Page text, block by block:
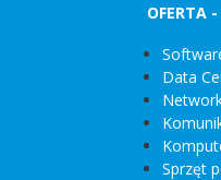
OFERTA
Data
Sprzęt